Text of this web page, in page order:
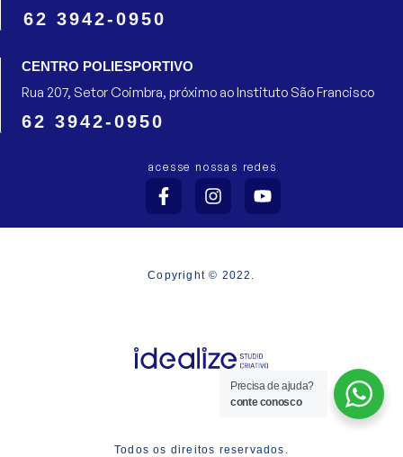
62 3942-0950
CENTRO POLIESPORTIVO
Rua 207, Setor Coimbra, próximo ao Instituto São Francisco
62 3942-0950
acesse nossas redes
F
a
c
o
I
n
s
g
Y
o
u
Copyright © 2022.
Todos os direitos reservados.
Precisa de ajuda?
conte conosco